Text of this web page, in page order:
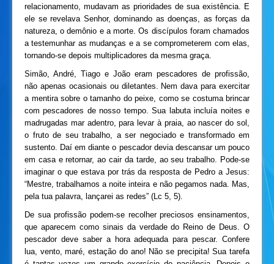
relacionamento, mudavam as prioridades de sua existência. E
ele se revelava Senhor, dominando as doenças, as forças da
natureza, o demônio e a morte. Os discípulos foram chamados
a testemunhar as mudanças e a se comprometerem com elas,
tornando-se depois multiplicadores da mesma graça.
Simão, André, Tiago e João eram pescadores de profissão,
não apenas ocasionais ou diletantes. Nem dava para exercitar
a mentira sobre o tamanho do peixe, como se costuma brincar
com pescadores de nosso tempo. Sua labuta incluía noites e
madrugadas mar adentro, para levar à praia, ao nascer do sol,
o fruto de seu trabalho, a ser negociado e transformado em
sustento. Daí em diante o pescador devia descansar um pouco
em casa e retornar, ao cair da tarde, ao seu trabalho. Pode-se
imaginar o que estava por trás da resposta de Pedro a Jesus:
“Mestre, trabalhamos a noite inteira e não pegamos nada. Mas,
pela tua palavra, lançarei as redes” (Lc 5, 5).
De sua profissão podem-se recolher preciosos ensinamentos,
que aparecem como sinais da verdade do Reino de Deus. O
pescador deve saber a hora adequada para pescar. Confere
lua, vento, maré, estação do ano! Não se precipita! Sua tarefa